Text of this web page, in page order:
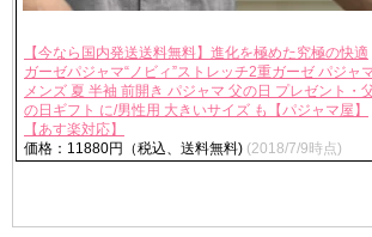
【今なら国内発送送料無料】進化を極めた究極の快適
ガーゼパジャマ“ノビィ”ストレッチ2重ガーゼ パジャ
メンズ 夏 半袖 前開き パジャマ 父の日 プレゼント・
の日ギフト に/男性用 大きいサイズ も【パジャマ屋】
【あす楽対応】
価格：11880円（税込、送料無料) (2018/7/9時点)